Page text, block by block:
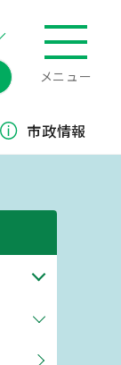
メニュー
市政情報